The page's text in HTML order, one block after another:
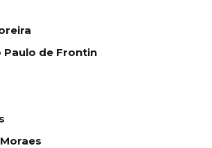
Paulo de Frontin
Moraes